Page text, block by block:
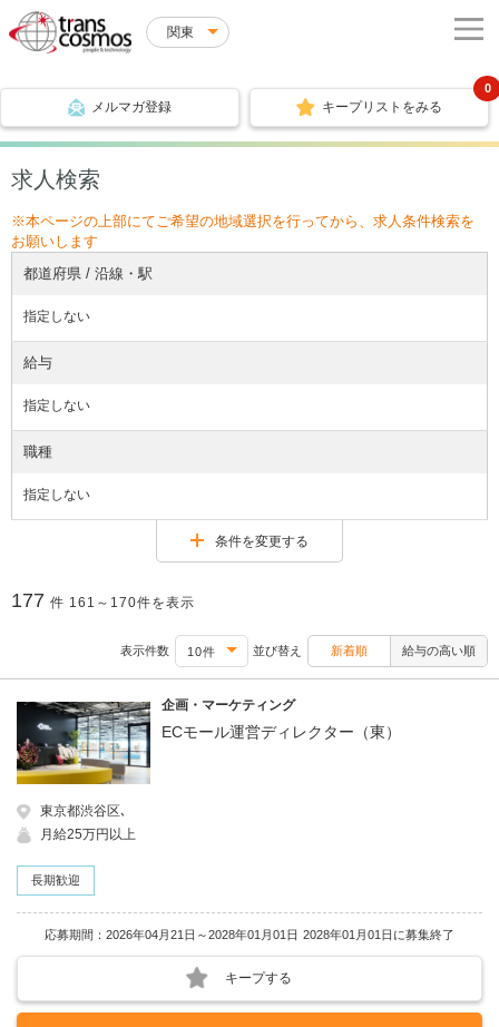
関東
メルマガ登録 キープリストをみる
0
求人検索
※本ページの上部にてご希望の地域選択を行ってから、求人条件検索を
お願いします
都道府県 / 沿線・駅
指定しない
給与
指定しない
職種
指定しない
条件を変更する
177 件 161～170件を表示
表示件数 並び替え 新着順 給与の高い順
企画・マーケティング
ECモール運営ディレクター（東）
東京都渋谷区､
月給25万円以上
長期歓迎
応募期間：2026年04月21日～2028年01月01日 2028年01月01日に募集終了
キープする